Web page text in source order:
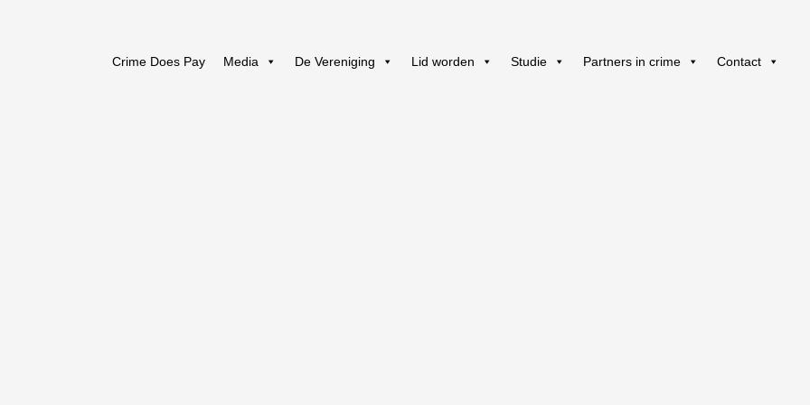
Crime Does Pay Media De Vereniging Lid worden Studie Partners in crime Contact